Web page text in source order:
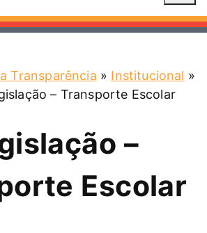
Transparência » Institucional »
– Transporte Escolar
–
Escolar